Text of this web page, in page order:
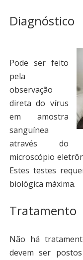
Diagnóstico
Pode ser feito
pela
observação
direta do vírus
em amostra
sanguínea
através do
microscópio
Estes testes
biológica máxima.
Tratamento
Não há
devem ser